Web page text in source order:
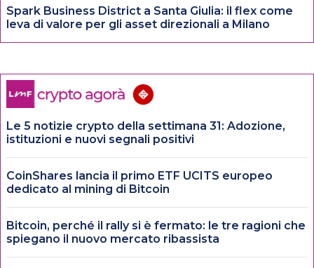
Spark Business District a Santa Giulia: il flex come
leva di valore per gli asset direzionali a Milano
Le 5 notizie crypto della settimana 31: Adozione,
istituzioni e nuovi segnali positivi
CoinShares lancia il primo ETF UCITS europeo
dedicato al mining di Bitcoin
Bitcoin, perché il rally si è fermato: le tre ragioni che
spiegano il nuovo mercato ribassista